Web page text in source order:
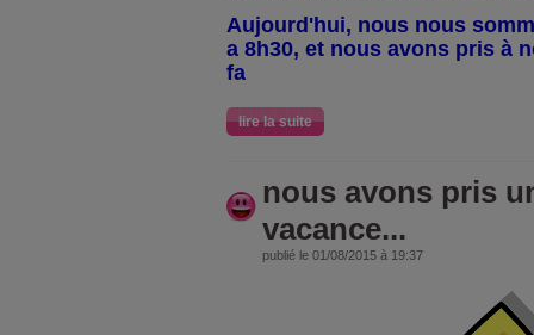
Aujourd'hui, nous nous
a 8h30, et nous avons pris à
fa
lire la suite
nous avons pris
vacance...
publié le 01/08/2015 à 19:37